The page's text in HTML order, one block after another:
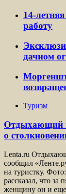
14-
работу
дачном
Туризм
Отдыхающий в
о
Lenta.ru
сообщил
на туристку.
рассказал, что за
женщину он и